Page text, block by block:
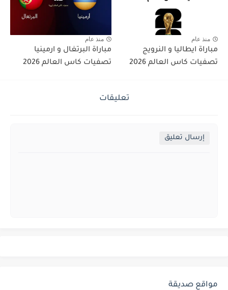
منذ عام
مباراة ايطاليا و النرويج
تصفيات كاس العالم 2026
منذ عام
مباراة البرتغال و ارمينيا
تصفيات كاس العالم 2026
تعليقات
إرسال تعليق
مواقع صديقة